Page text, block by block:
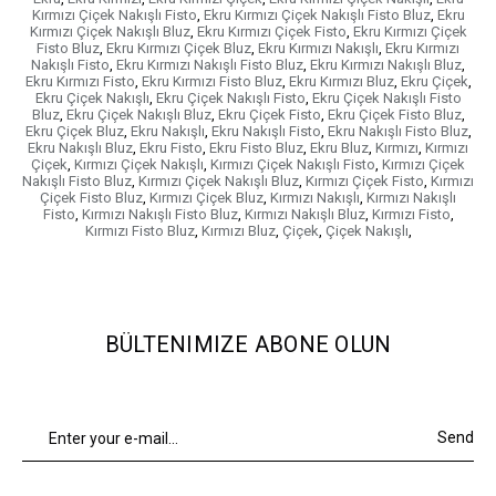
Kırmızı Çiçek Nakışlı Fisto Ekru Kırmızı Çiçek Nakışlı Fisto Bluz, Ekru
Kırmızı Çiçek Nakışlı Bluz, Ekru Kırmızı Çiçek Fisto Ekru Kırmızı Çiçek
Fisto Bluz Ekru Kırmızı Çiçek Bluz Ekru Kırmızı Nakışlı Ekru Kırmızı
Nakışlı Fisto Ekru Kırmızı Nakışlı Fisto Bluz Ekru Kırmızı Nakışlı Bluz
Ekru Kırmızı Fisto Ekru Kırmızı Fisto Bluz, Ekru Kırmızı Bluz, Ekru Çiçek
Ekru Çiçek Nakışlı Ekru Çiçek Nakışlı Fisto Ekru Çiçek Nakışlı Fisto
Bluz, Ekru Çiçek Nakışlı Bluz, Ekru Çiçek Fisto Ekru Çiçek Fisto Bluz,
Ekru Çiçek Bluz, Ekru Nakışlı Ekru Nakışlı Fisto Ekru Nakışlı Fisto Bluz,
Ekru Nakışlı Bluz Ekru Fisto Ekru Fisto Bluz Ekru Bluz Kırmızı Kırmızı
Çiçek Kırmızı Çiçek Nakışlı Kırmızı Çiçek Nakışlı Fisto Kırmızı Çiçek
Nakışlı Fisto Bluz Kırmızı Çiçek Nakışlı Bluz Kırmızı Çiçek Fisto Kırmızı
Çiçek Fisto Bluz Kırmızı Çiçek Bluz Kırmızı Nakışlı Kırmızı Nakışlı
Fisto Kırmızı Nakışlı Fisto Bluz, Kırmızı Nakışlı Bluz, Kırmızı Fisto
Kırmızı Fisto Bluz, Kırmızı Bluz, Çiçek Çiçek Nakışlı
BÜLTENIMIZE ABONE OLUN
Send